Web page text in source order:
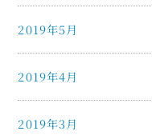
2019年5月
2019年4月
2019年3月